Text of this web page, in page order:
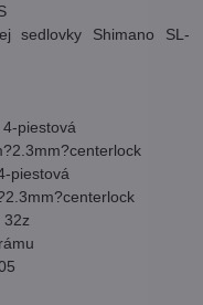
sedlovky Shimano SL-
piestová
piestová
32z